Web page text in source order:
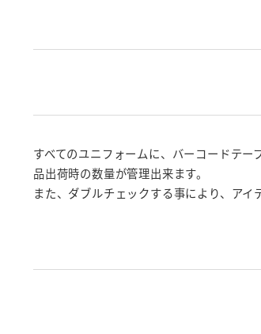
すべてのユニフォームに、バーコードテ
品出荷時の数量が管理出来ます。
また、ダブルチェックする事により、アイ